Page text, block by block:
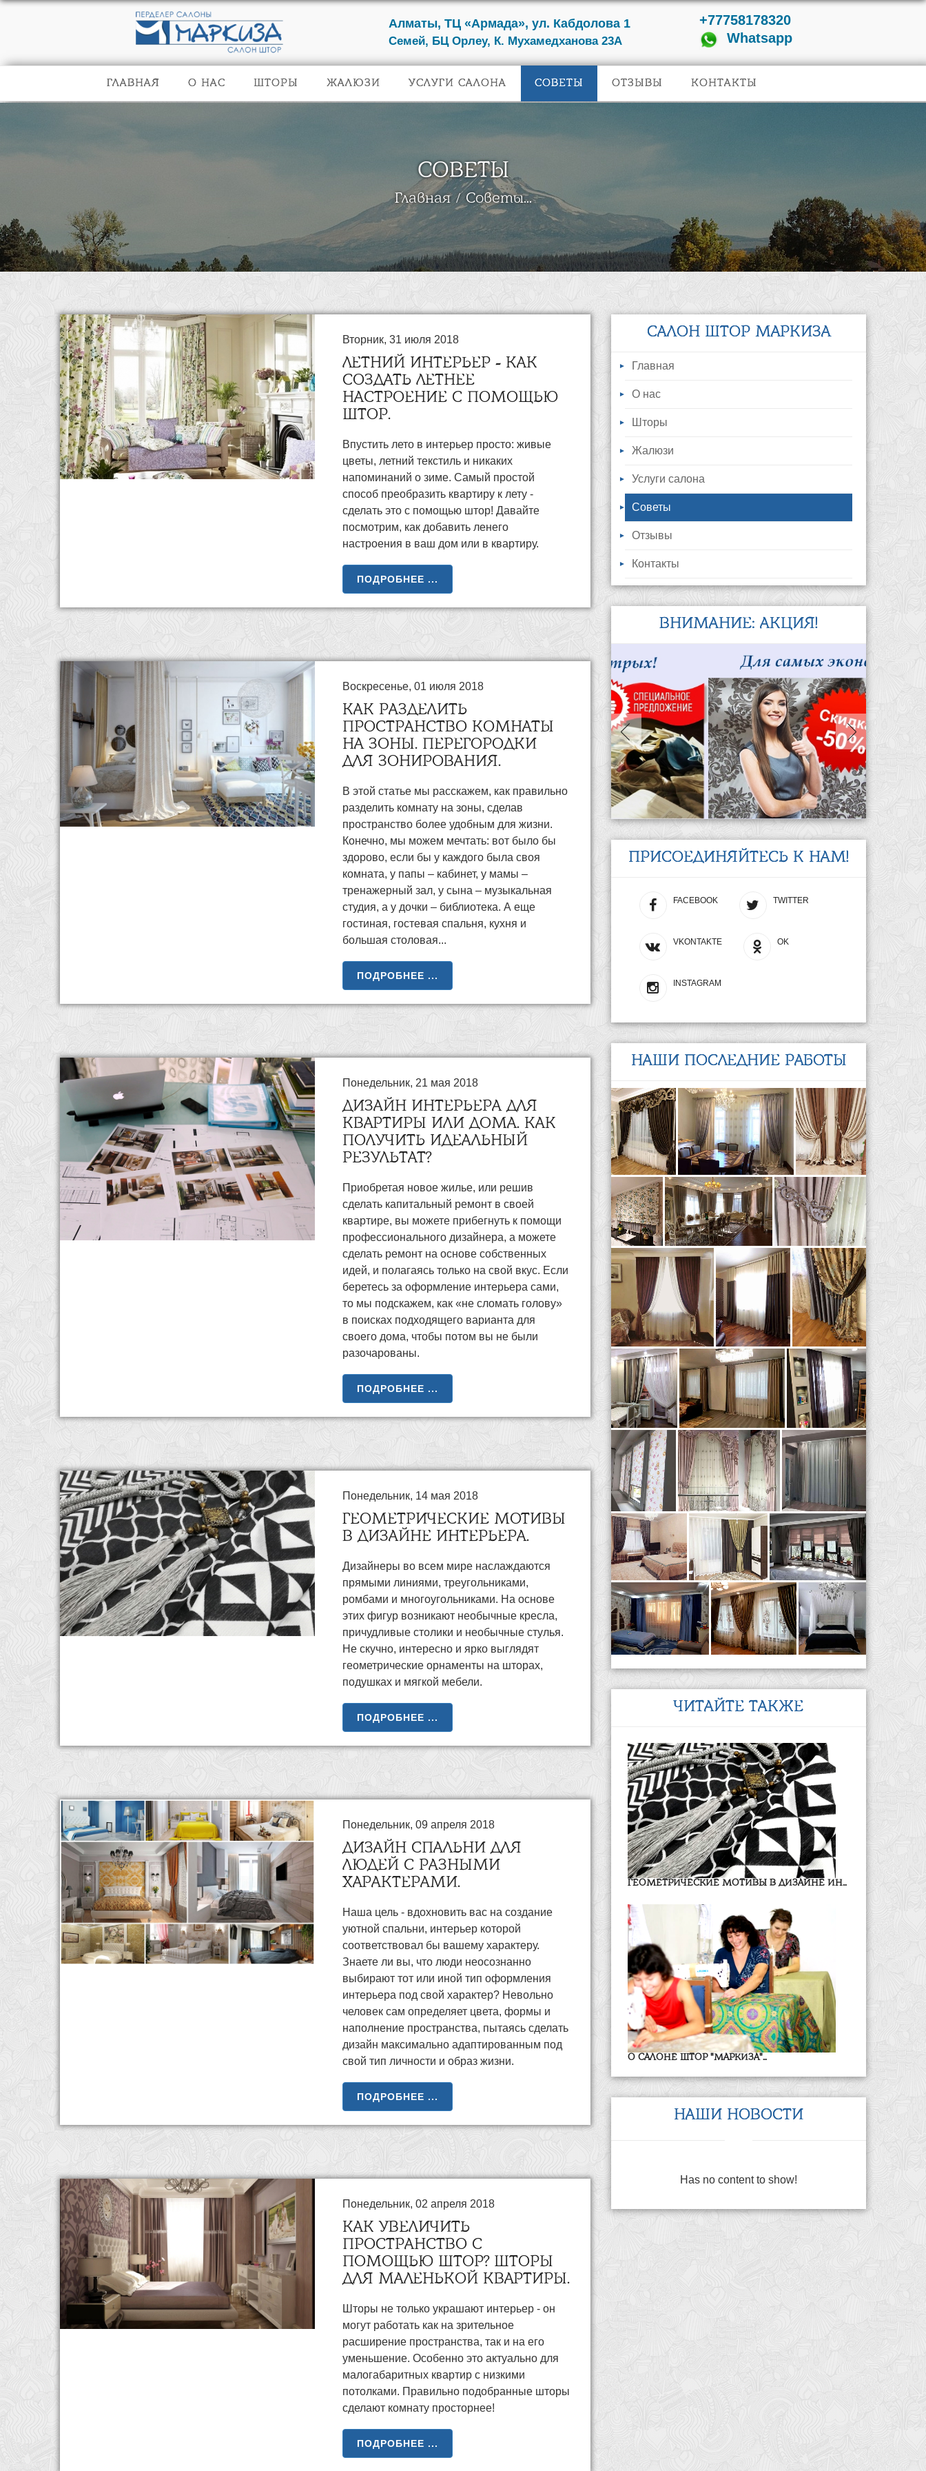
Алматы, ТЦ «Армада», ул. Кабдолова 1
Семей, БЦ Орлеу, К. Мухамедханова 23А
+77758178320
Whatsapp
ГЛАВНАЯ О НАС ШТОРЫ ЖАЛЮЗИ УСЛУГИ САЛОНА СОВЕТЫ ОТЗЫВЫ КОНТАКТЫ
СОВЕТЫ
Главная Советы...
Вторник, 31 июля 2018
ЛЕТНИЙ ИНТЕРЬЕР - КАК
СОЗДАТЬ ЛЕТНЕЕ
НАСТРОЕНИЕ С ПОМОЩЬЮ
ШТОР.
Впустить лето в интерьер просто: живые
цветы, летний текстиль и никаких
напоминаний о зиме. Самый простой
способ преобразить квартиру к лету -
сделать это с помощью штор! Давайте
посмотрим, как добавить ленего
настроения в ваш дом или в квартиру.
ПОДРОБНЕЕ ...
Воскресенье, 01 июля 2018
КАК РАЗДЕЛИТЬ
ПРОСТРАНСТВО КОМНАТЫ
НА ЗОНЫ. ПЕРЕГОРОДКИ
ДЛЯ ЗОНИРОВАНИЯ.
В этой статье мы расскажем, как правильно
разделить комнату на зоны, сделав
пространство более удобным для жизни.
Конечно, мы можем мечтать: вот было бы
здорово, если бы у каждого была своя
комната, у папы – кабинет, у мамы –
тренажерный зал, у сына – музыкальная
студия, а у дочки – библиотека. А еще
гостиная, гостевая спальня, кухня и
большая столовая...
ПОДРОБНЕЕ ...
Понедельник, 21 мая 2018
ДИЗАЙН ИНТЕРЬЕРА ДЛЯ
КВАРТИРЫ ИЛИ ДОМА. КАК
ПОЛУЧИТЬ ИДЕАЛЬНЫЙ
РЕЗУЛЬТАТ?
Приобретая новое жилье, или решив
сделать капитальный ремонт в своей
квартире, вы можете прибегнуть к помощи
профессионального дизайнера, а можете
сделать ремонт на основе собственных
идей, и полагаясь только на свой вкус. Если
беретесь за оформление интерьера сами,
то мы подскажем, как «не сломать голову»
в поисках подходящего варианта для
своего дома, чтобы потом вы не были
разочарованы.
ПОДРОБНЕЕ ...
Понедельник, 14 мая 2018
ГЕОМЕТРИЧЕСКИЕ МОТИВЫ
В ДИЗАЙНЕ ИНТЕРЬЕРА.
Дизайнеры во всем мире наслаждаются
прямыми линиями, треугольниками,
ромбами и многоугольниками. На основе
этих фигур возникают необычные кресла,
причудливые столики и необычные стулья.
Не скучно, интересно и ярко выглядят
геометрические орнаменты на шторах,
подушках и мягкой мебели.
ПОДРОБНЕЕ ...
Понедельник, 09 апреля 2018
ДИЗАЙН СПАЛЬНИ ДЛЯ
ЛЮДЕЙ С РАЗНЫМИ
ХАРАКТЕРАМИ.
Наша цель - вдохновить вас на создание
уютной спальни, интерьер которой
соответствовал бы вашему характеру.
Знаете ли вы, что люди неосознанно
выбирают тот или иной тип оформления
интерьера под свой характер? Невольно
человек сам определяет цвета, формы и
наполнение пространства, пытаясь сделать
дизайн максимально адаптированным под
свой тип личности и образ жизни.
ПОДРОБНЕЕ ...
Понедельник, 02 апреля 2018
КАК УВЕЛИЧИТЬ
ПРОСТРАНСТВО С
ПОМОЩЬЮ ШТОР? ШТОРЫ
ДЛЯ МАЛЕНЬКОЙ КВАРТИРЫ.
Шторы не только украшают интерьер - он
могут работать как на зрительное
расширение пространства, так и на его
уменьшение. Особенно это актуально для
малогабаритных квартир с низкими
потолками. Правильно подобранные шторы
сделают комнату просторнее!
ПОДРОБНЕЕ ...
САЛОН ШТОР МАРКИЗА
Главная
О нас
Шторы
Жалюзи
Услуги салона
Советы
Отзывы
Контакты
ВНИМАНИЕ: АКЦИЯ!
ПРИСОЕДИНЯЙТЕСЬ К НАМ!
FACEBOOK TWITTER
VKONTAKTE OK
INSTAGRAM
НАШИ ПОСЛЕДНИЕ РАБОТЫ
ЧИТАЙТЕ ТАКЖЕ
ГЕОМЕТРИЧЕСКИЕ МОТИВЫ В ДИЗАЙНЕ ИН...
О САЛОНЕ ШТОР "МАРКИЗА"...
НАШИ НОВОСТИ
Has no content to show!